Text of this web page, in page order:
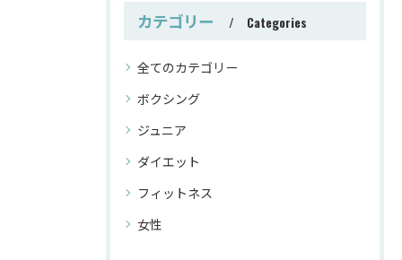
カテゴリー Categories
全てのカテゴリー
ボクシング
ジュニア
ダイエット
フィットネス
女性